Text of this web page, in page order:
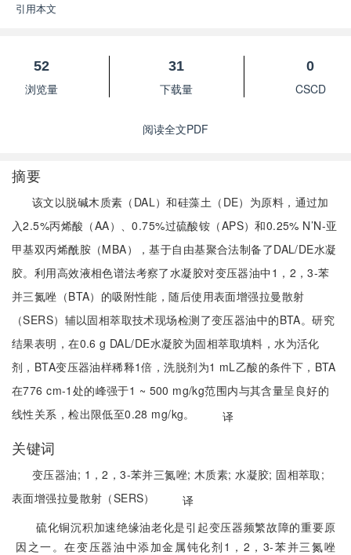
引用本文
52
浏览量
31
下载量
0
CSCD
阅读全文PDF
摘要
该文以脱碱木质素（DAL）和硅藻土（DE）为原料，通过加
入2.5%丙烯酸（AA）、0.75%过硫酸铵（APS）和0.25% N’N-亚
甲基双丙烯酰胺（MBA），基于自由基聚合法制备了DAL/DE水凝
胶。利用高效液相色谱法考察了水凝胶对变压器油中1，2，3-苯
并三氮唑（BTA）的吸附性能，随后使用表面增强拉曼散射
（SERS）辅以固相萃取技术现场检测了变压器油中的BTA。研究
结果表明，在0.6 g DAL/DE水凝胶为固相萃取填料，水为活化
剂，BTA变压器油样稀释1倍，洗脱剂为1 mL乙酸的条件下，BTA
在776 cm-1处的峰强于1 ~ 500 mg/kg范围内与其含量呈良好的
线性关系，检出限低至0.28 mg/kg。
译
关键词
变压器油; 1，2，3-苯并三氮唑; 木质素;水凝胶; 固相萃取;
表面增强拉曼散射（SERS）
译
硫化铜沉积加速绝缘油老化是引起变压器频繁故障的重要原
因之一。在变压器油中添加金属钝化剂1，2，3-苯并三氮唑